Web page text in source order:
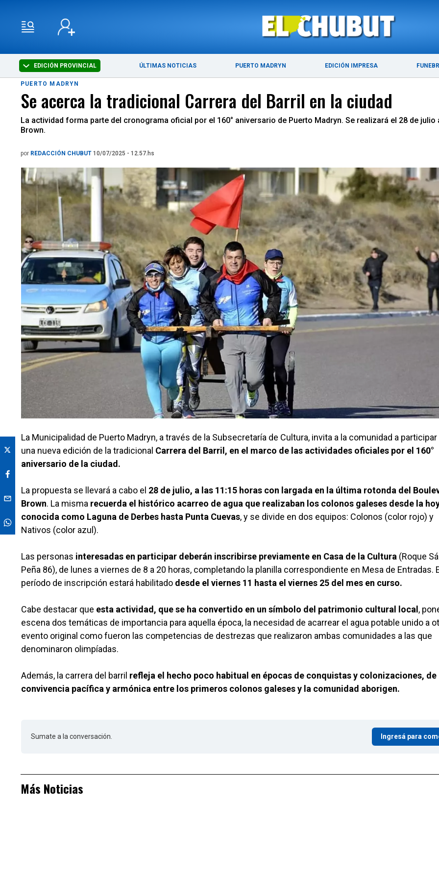
EDICIÓN PROVINCIAL ÚLTIMAS NOTICIAS PUERTO MADRYN EDICIÓN IMPRESA
ÚLTIMAS NOTICIAS PUERTO MADRYN
PUERTO MADRYN
Se acerca la tradicional Carrera del Barril en la ciudad
La actividad forma parte del cronograma oficial por el 160° aniversario de Puerto Madryn. Se realizará el 28 de
Brown.
por REDACCIÓN CHUBUT 10/07/2025 - 12.57.hs
La Municipalidad de Puerto Madryn, a través de la Subsecretaría de Cultura, invita a la comunidad a participar
una nueva edición de la tradicional Carrera del Barril, en el marco de las actividades oficiales por el 160°
aniversario de la ciudad.
La propuesta se llevará a cabo el 28 de julio, a las 11:15 horas con largada en la última rotonda del
Brown. La misma recuerda el histórico acarreo de agua que realizaban los colonos galeses desde la
conocida como Laguna de Derbes hasta Punta Cuevas, y se divide en dos equipos: Colonos (color rojo) y
Nativos (color azul).
Las personas interesadas en participar deberán inscribirse previamente en Casa de la Cultura (Roque
Peña 86), de lunes a viernes de 8 a 20 horas, completando la planilla correspondiente en Mesa de Entradas.
período de inscripción estará habilitado desde el viernes 11 hasta el viernes 25 del mes en curso.
Cabe destacar que esta actividad, que se ha convertido en un símbolo del patrimonio cultural local ,
escena dos temáticas de importancia para aquella época, la necesidad de acarrear el agua potable unido a
evento original como fueron las competencias de destrezas que realizaron ambas comunidades a las que
denominaron olimpíadas.
Además, la carrera del barril refleja el hecho poco habitual en épocas de conquistas y colonizaciones, de
convivencia pacífica y armónica entre los primeros colonos galeses y la comunidad aborigen.
Sumate a la conversación. Ingresá para
Más Noticias